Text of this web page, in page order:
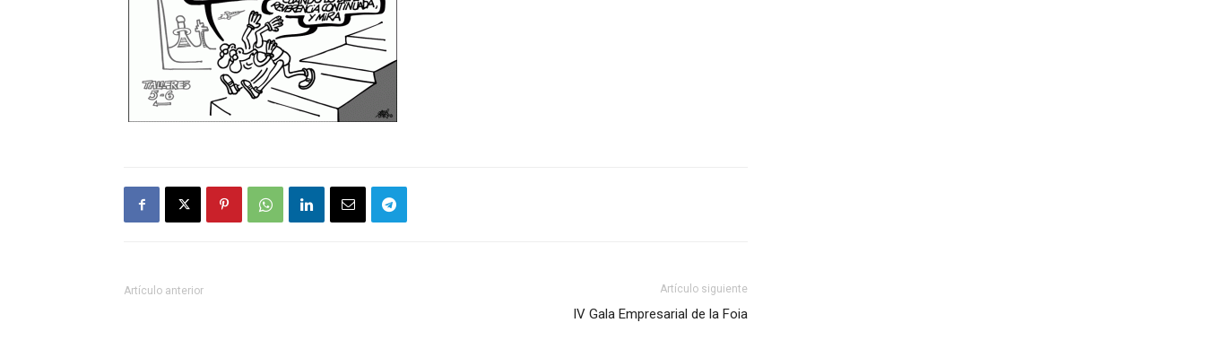
Artículo anterior Artículo siguiente
IV Gala Empresarial de la Foia